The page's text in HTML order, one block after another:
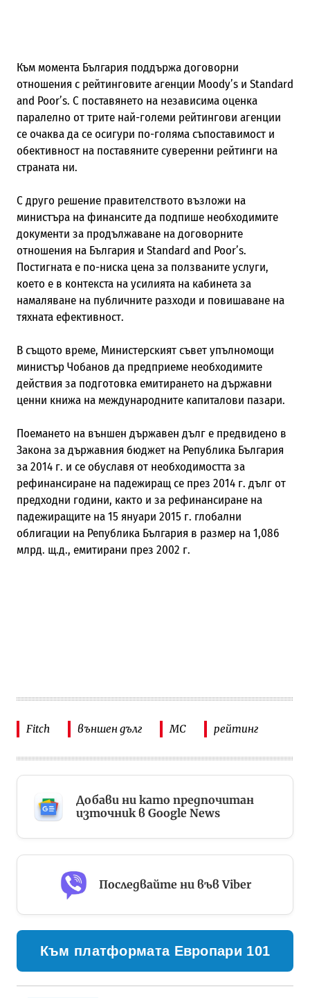
Към момента България поддържа договорни
отношения с рейтинговите агенции Moody’s и Standard
and Poor’s. С поставянето на независима оценка
паралелно от трите най-големи рейтингови агенции
се очаква да се осигури по-голяма съпоставимост и
обективност на поставяните суверенни рейтинги на
страната ни.
С друго решение правителството възложи на
министъра на финансите да подпише необходимите
документи за продължаване на договорните
отношения на България и Standard and Poor’s.
Постигната е по-ниска цена за ползваните услуги,
което е в контекста на усилията на кабинета за
намаляване на публичните разходи и повишаване на
тяхната ефективност.
В същото време, Министерският съвет упълномощи
министър Чобанов да предприеме необходимите
действия за подготовка емитирането на държавни
ценни книжа на международните капиталови пазари.
Поемането на външен държавен дълг е предвидено в
Закона за държавния бюджет на Република България
за 2014 г. и се обуславя от необходимостта за
рефинансиране на падежиращ се през 2014 г. дълг от
предходни години, както и за рефинансиране на
падежиращите на 15 януари 2015 г. глобални
облигации на Република България в размер на 1,086
млрд. щ.д., емитирани през 2002 г.
Fitch външен дълг МС рейтинг
Добави ни като предпочитан
източник в Google News
Последвайте ни във Viber
Към платформата Европари 101